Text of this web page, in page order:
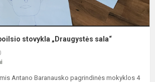
stovykla „Draugystės sala“
Antano Baranausko pagrindinės mokyklos 4